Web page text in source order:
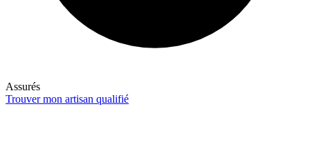
Assurés
Trouver mon artisan qualifié